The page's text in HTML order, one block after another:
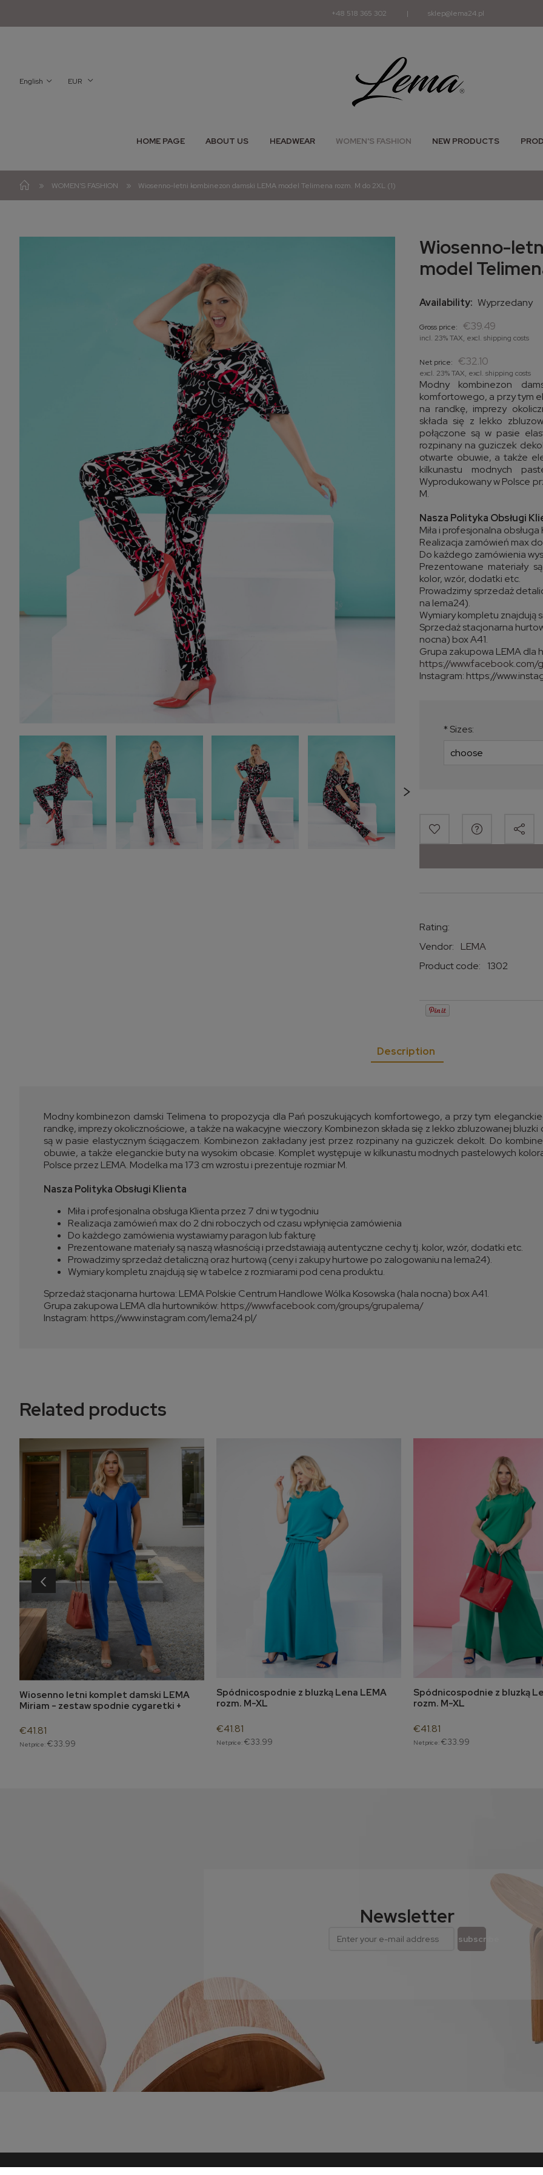
+48 518 365 302 | sklep@lema24.pl
English EUR
HOME PAGE ABOUT US HEADWEAR WOMEN'S FASHION NEW PRODUCTS
» WOMEN'S FASHION » Wiosenno-letni kombinezon damski LEMA model Telimena rozm. M do 2XL (1)
Wiosenno-
model
Availability: Wyprzedany
Gross price: €39.49
incl. 23% TAX, excl. shipping costs
Net price: €32.10
excl. 23% TAX, excl. shipping costs
Modny kombinezon
komfortowego, a przy tym
na randkę, imprezy
składa się z lekko
połączone są w pasie
rozpinany na guziczek
otwarte obuwie, a także
kilkunastu modnych
Wyprodukowany w Polsce
M.
Nasza Polityka Obsługi
Miła i profesjonalna
Realizacja zamówień max
Do każdego zamówienia
Prezentowane materiały
kolor, wzór, dodatki etc.
Prowadzimy sprzedaż
na lema24).
Wymiary kompletu znajdują
Sprzedaż stacjonarna
nocna) box A41.
Grupa zakupowa LEMA dla
https://
Instagram: https://
* Sizes:
Rating:
Vendor:
LEMA
Product code:
1302
Description
Modny kombinezon damski Telimena to propozycja dla Pań poszukujących komfortowego, a przy tym
randkę, imprezy okolicznościowe, a także na wakacyjne wieczory. Kombinezon składa się z lekko zbluzowanej
są w pasie elastycznym ściągaczem. Kombinezon zakładany jest przez rozpinany na guziczek dekolt. Do
obuwie, a także eleganckie buty na wysokim obcasie. Komplet występuje w kilkunastu modnych pastelowych
Polsce przez LEMA. Modelka ma 173 cm wzrostu i prezentuje rozmiar M.
Nasza Polityka Obsługi Klienta
Miła i profesjonalna obsługa Klienta przez 7 dni w tygodniu
Realizacja zamówień max do 2 dni roboczych od czasu wpłynięcia zamówienia
Do każdego zamówienia wystawiamy paragon lub fakturę
Prezentowane materiały są naszą własnością i przedstawiają autentyczne cechy tj. kolor, wzór, dodatki etc.
Prowadzimy sprzedaż detaliczną oraz hurtową (ceny i zakupy hurtowe po zalogowaniu na lema24).
Wymiary kompletu znajdują się w tabelce z rozmiarami pod cena produktu.
Sprzedaż stacjonarna hurtowa: LEMA Polskie Centrum Handlowe Wólka Kosowska (hala nocna) box A41.
Grupa zakupowa LEMA dla hurtowników: https://www.facebook.com/groups/grupalema/
Instagram: https://www.instagram.com/lema24.pl/
Related products
add to cart
Wiosenno letni komplet damski LEMA
Miriam - zestaw spodnie cygaretki +
€41.81
Net price: €33.99
notify of product availability
Spódnicospodnie z bluzką Lena LEMA
rozm. M-XL
€41.81
Net price: €33.99
notify of product
Spódnicospodnie z bluzką
rozm. M-XL
€41.81
Net price: €33.99
‹
Newsletter
subscribe